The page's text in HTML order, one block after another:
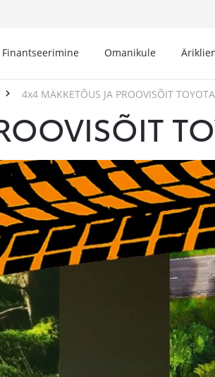
Finantseerimine Omanikule
4x4 MÄKKETÕUS JA PROOVISÕIT